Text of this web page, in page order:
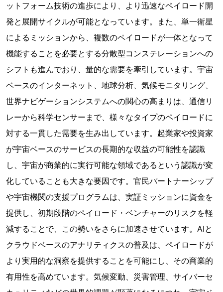
ットフォーム技術の進歩により、より迅速なペイロード開
発と展開サイクルが可能となっています。また、単一衛星
によるミッションから、複数のペイロードが一体となって
機能することを必要とする分散型コンステレーションへの
シフトも進んでおり、量的な需要を牽引しています。宇宙
ベースのインターネット、地球分析、気候モニタリング、
世界ナビゲーションシステムへの関心の高まりは、通信リ
レーから科学センサーまで、様々なタイプのペイロードに
対する一貫した需要を生み出しています。起業家や投資家
が宇宙ベースのサービスの長期的な収益の可能性を認識
し、宇宙が商業的に実行可能な領域であるという認識が変
化していることも大きな要因です。官民パートナーシップ
や宇宙機関の支援プログラムは、実証ミッションに資金を
提供し、初期段階のペイロード・ベンチャーのリスクを軽
減することで、この勢いをさらに加速させています。AIと
クラウドベースのアナリティクスの普及は、ペイロードが
より実用的な洞察を提供することを可能にし、その商業的
有用性を高めています。気候変動、災害管理、サイバーセ